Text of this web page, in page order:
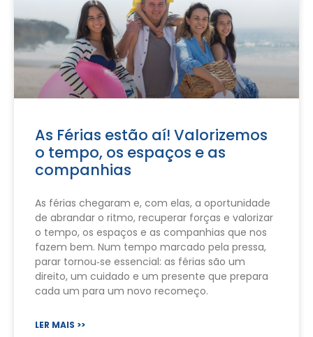
As Férias estão aí! Valorizemos
o tempo, os espaços e as
companhias
As férias chegaram e, com elas, a oportunidade
de abrandar o ritmo, recuperar forças e valorizar
o tempo, os espaços e as companhias que nos
fazem bem. Num tempo marcado pela pressa,
parar tornou‑se essencial: as férias são um
direito, um cuidado e um presente que prepara
cada um para um novo recomeço.
LER MAIS >>